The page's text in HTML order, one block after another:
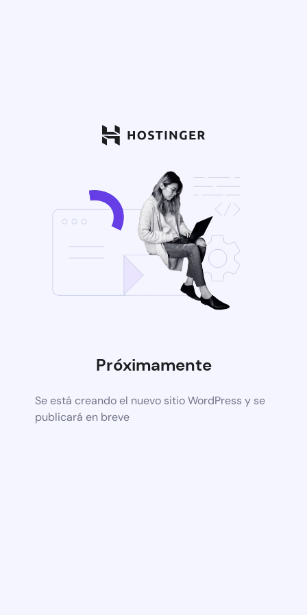
Próximamente
Se está creando el nuevo sitio WordPress y se
publicará en breve